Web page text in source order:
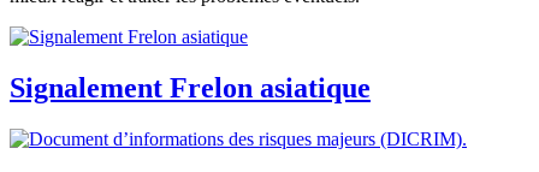
Signalement Frelon asiatique